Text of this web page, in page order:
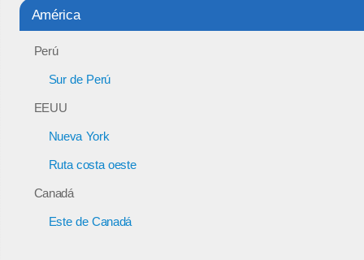
América
Perú
Sur de Perú
EEUU
Nueva York
Ruta costa oeste
Canadá
Este de Canadá